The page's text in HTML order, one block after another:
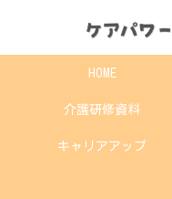
HOME
介護研修資料
キャリアアップ